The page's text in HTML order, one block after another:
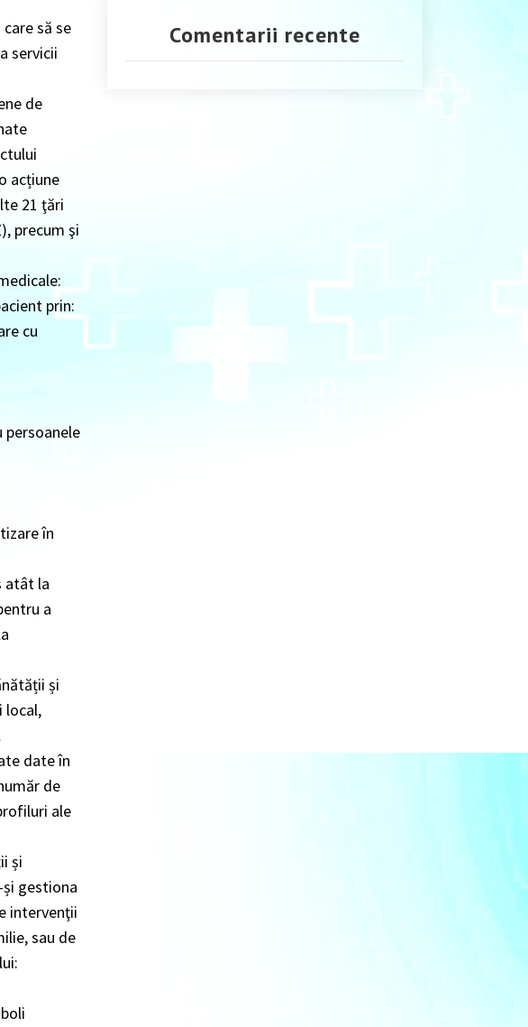
să se
servicii
de
acțiune
21 ţări
precum şi
prin:
cu
în
atât la
a
și
local,
date în
de
ale
și
gestiona
intervenţii
sau de
Comentarii recente